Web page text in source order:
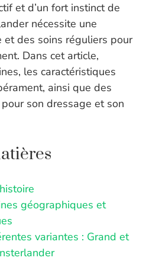
et d’un fort instinct de
nécessite une
et des soins réguliers pour
Dans cet article,
les caractéristiques
ainsi que des
son dressage et son
géographiques et
variantes : Grand et